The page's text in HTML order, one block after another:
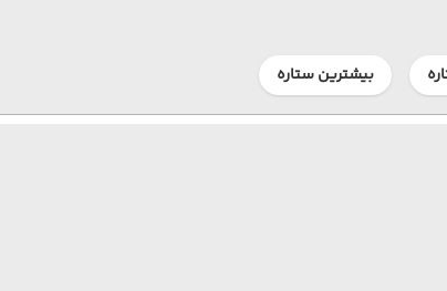
بیشترین ستاره